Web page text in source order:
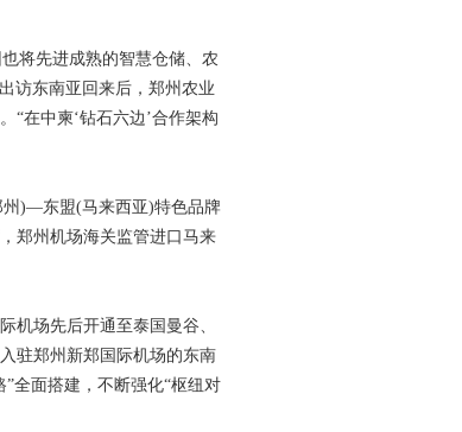
将先进成熟的智慧仓储、农
访东南亚回来后，郑州农业
“在中柬‘钻石六边’合作架构
)—东盟(马来西亚)特色品牌
郑州机场海关监管进口马来
场先后开通至泰国曼谷、
驻郑州新郑国际机场的东南
全面搭建，不断强化“枢纽对